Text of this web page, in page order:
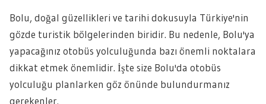
Bolu, doğal güzellikleri ve tarihi dokusuyla Türkiye'nin
gözde turistik bölgelerinden biridir. Bu nedenle, Bolu'ya
yapacağınız otobüs yolculuğunda bazı önemli noktalara
dikkat etmek önemlidir. İşte size Bolu'da otobüs
yolculuğu planlarken göz önünde bulundurmanız
gerekenler.